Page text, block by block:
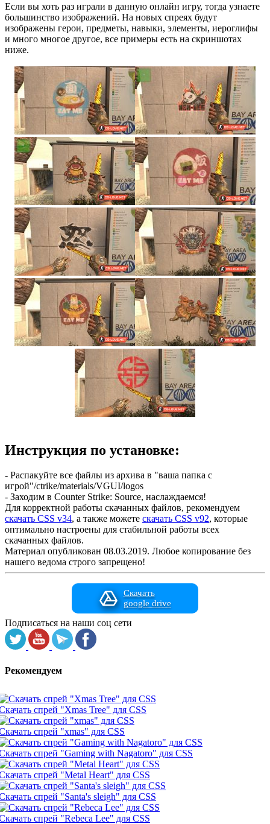
Если вы хоть раз играли в данную онлайн игру, тогда узнаете
большинство изображений. На новых спреях будут
изображены герои, предметы, навыки, элементы, иероглифы
и много многое другое, все примеры есть на скриншотах
ниже.
Инструкция по установке:
- Распакуйте все файлы из архива в "ваша папка с
игрой"/ctrike/materials/VGUI/logos
- Заходим в Counter Strike: Source, наслаждаемся!
Для корректной работы скачанных файлов, рекомендуем
скачать CSS v34, а также можете скачать CSS v92, которые
оптимально настроены для стабильной работы всех
скачанных файлов.
Материал опубликован 08.03.2019. Любое копирование без
нашего ведома строго запрещено!
Скачать
google drive
Подписаться на наши соц сети
Рекомендуем
спрей "Xmas Tree" для CSS
спрей "xmas" для CSS
спрей "Gaming with Nagatoro" для CSS
спрей "Metal Heart" для CSS
спрей "Santa's sleigh" для CSS
спрей "Rebeca Lee" для CSS